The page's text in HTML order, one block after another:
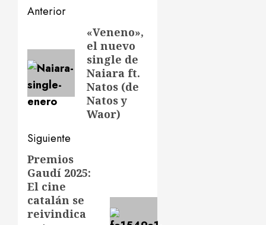
Navegación
entradas
Anterior
anterior:
«Veneno»,
el nuevo
single de
Naiara ft.
Natos (de
Natos y
Waor)
Siguiente
Siguiente
entrada:
Premios
Gaudí 2025:
El cine
catalán se
reivindica